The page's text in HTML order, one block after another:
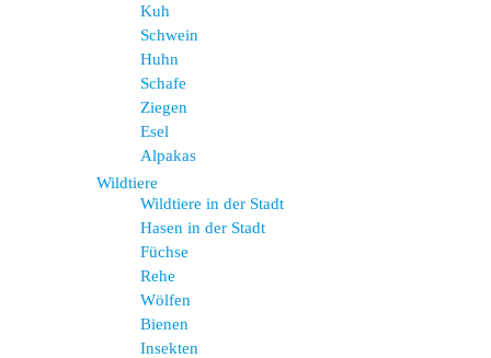
Kuh
Schwein
Huhn
Schafe
Ziegen
Esel
Alpakas
Wildtiere
Wildtiere in der Stadt
Hasen in der Stadt
Füchse
Rehe
Wölfen
Bienen
Insekten